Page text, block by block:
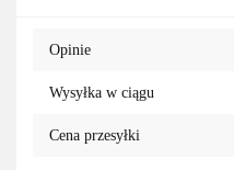
Opinie
Wysyłka w ciągu
Cena przesyłki